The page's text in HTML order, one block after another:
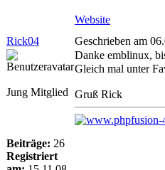
Website
Rick04
Geschrieben am
Jung Mitglied
Beiträge: 26
Registriert
Danke emblinux,
Gleich mal unter
Gruß Rick